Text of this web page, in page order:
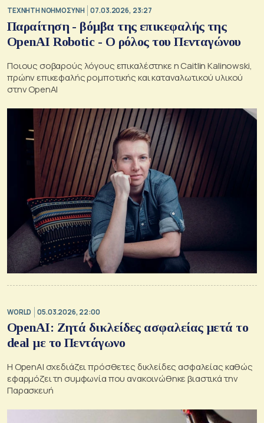
TΕΧΝΗΤΗ ΝΟΗΜΟΣΥΝΗ 07.03.2026, 23:27
Παραίτηση - βόμβα της επικεφαλής της
OpenAI Robotic - Ο ρόλος του Πενταγώνου
Ποιους σοβαρούς λόγους επικαλέστηκε η Caitlin Kalinowski,
πρώην επικεφαλής ρομποτικής και καταναλωτικού υλικού
στην OpenAI
WORLD 05.03.2026, 22:00
OpenAI: Ζητά δικλείδες ασφαλείας μετά το
deal με το Πεντάγωνο
Η OpenAI σχεδιάζει πρόσθετες δικλείδες ασφαλείας καθώς
εφαρμόζει τη συμφωνία που ανακοινώθηκε βιαστικά την
Παρασκευή